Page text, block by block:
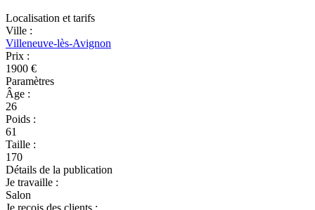
Localisation et tarifs
Ville :
Villeneuve-lès-Avignon
Prix :
1900 €
Paramètres
Âge :
26
Poids :
61
Taille :
170
Détails de la publication
Je travaille :
Salon
Je reçois des clients :